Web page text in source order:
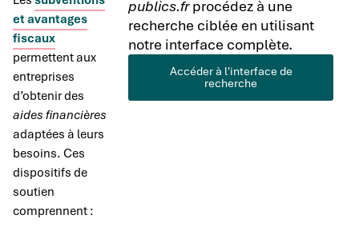
et avantages
fiscaux
permettent aux
entreprises
d’obtenir des
aides financières
adaptées à leurs
besoins. Ces
dispositifs de
soutien
comprennent :
publics.frprocédez à une
recherche ciblée en utilisant
notre interface complète.
Accéder à l'interface de
recherche